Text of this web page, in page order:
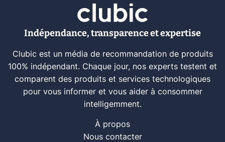
Indépendance, transparence et expertise
Clubic est un média de recommandation de produits
100% indépendant. Chaque jour, nos experts testent et
comparent des produits et services technologiques
pour vous informer et vous aider à consommer
intelligemment.
À propos
Nous contacter